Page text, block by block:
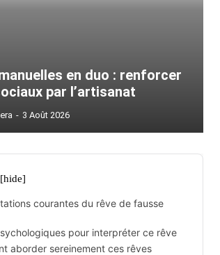
en duo : renforcer
par l’artisanat
- 3 Août 2026
[hide]
courantes du rêve de fausse
pour interpréter ce rêve
aborder sereinement ces rêves